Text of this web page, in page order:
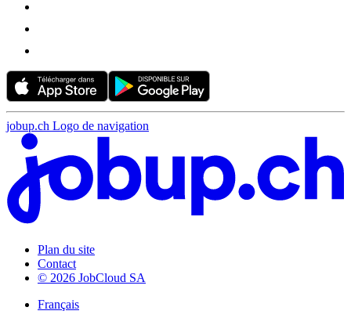
jobup.ch Logo de navigation
Plan du site
Contact
© 2026 JobCloud SA
Français